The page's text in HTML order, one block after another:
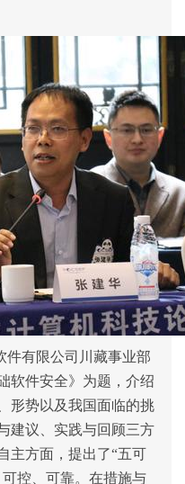
件有限公司川藏事业部
软件安全》为题，介绍
形势以及我国面临的挑
建议、实践与回顾三方
主方面，提出了“五可
控、可靠。在措施与